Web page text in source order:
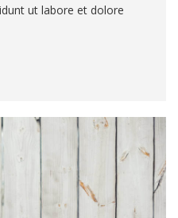
ut labore et dolore
dolor sit amet,
do eius mod tempor incid
isicing elit, sed do eiusmod
magna aliqua. Ut
tempor incid idunt ut